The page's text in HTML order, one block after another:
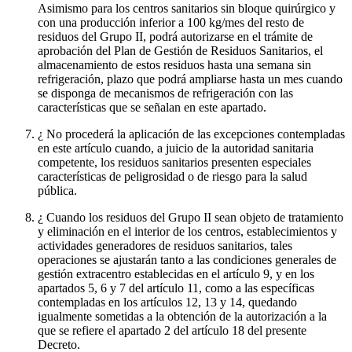
Asimismo para los centros sanitarios sin bloque quirúrgico y
con una producción inferior a 100 kg/mes del resto de
residuos del Grupo II, podrá autorizarse en el trámite de
aprobación del Plan de Gestión de Residuos Sanitarios, el
almacenamiento de estos residuos hasta una semana sin
refrigeración, plazo que podrá ampliarse hasta un mes cuando
se disponga de mecanismos de refrigeración con las
características que se señalan en este apartado.
¿ No procederá la aplicación de las excepciones contempladas
en este artículo cuando, a juicio de la autoridad sanitaria
competente, los residuos sanitarios presenten especiales
características de peligrosidad o de riesgo para la salud
pública.
¿ Cuando los residuos del Grupo II sean objeto de tratamiento
y eliminación en el interior de los centros, establecimientos y
actividades generadores de residuos sanitarios, tales
operaciones se ajustarán tanto a las condiciones generales de
gestión extracentro establecidas en el artículo 9, y en los
apartados 5, 6 y 7 del artículo 11, como a las específicas
contempladas en los artículos 12, 13 y 14, quedando
igualmente sometidas a la obtención de la autorización a la
que se refiere el apartado 2 del artículo 18 del presente
Decreto.